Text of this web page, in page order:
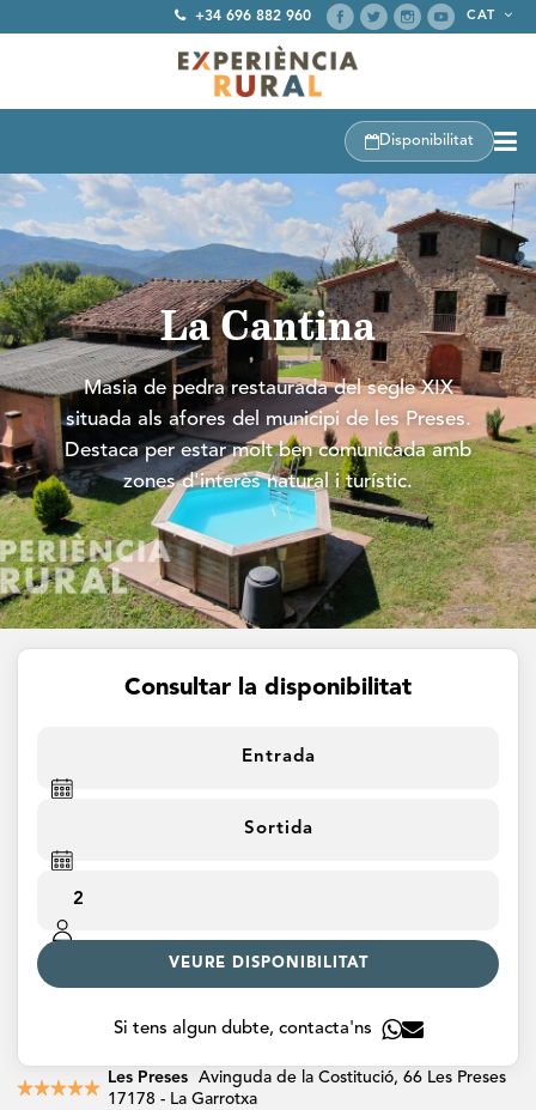
CAT
+34 696 882 960
Disponibilitat
La Cantina
Masia de pedra restaurada del segle XIX
situada als afores del municipi de les Preses.
Destaca per estar molt ben comunicada amb
zones d'interès natural i turístic.
★★★★★ Les Preses
Avinguda de la Costitució, 66 Les Preses
17178 - La Garrotxa
Consultar la disponibilitat
VEURE DISPONIBILITAT
Si tens algun dubte, contacta'ns